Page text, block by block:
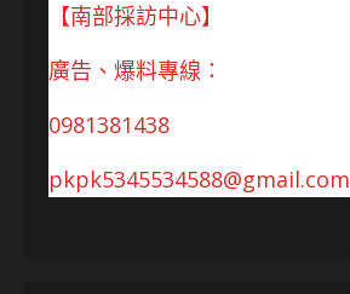
【南部採訪中心】
廣告、爆料專線：
0981381438
pkpk5345534588@gmail.com